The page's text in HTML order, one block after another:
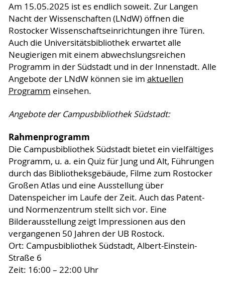
Am 15.05.2025 ist es endlich soweit. Zur Langen
Nacht der Wissenschaften (LNdW) öffnen die
Rostocker Wissenschaftseinrichtungen ihre Türen.
Auch die Universitätsbibliothek erwartet alle
Neugierigen mit einem abwechslungsreichen
Programm in der Südstadt und in der Innenstadt. Alle
Angebote der LNdW können sie im aktuellen
Programm einsehen.
Angebote der Campusbibliothek Südstadt:
Rahmenprogramm
Die Campusbibliothek Südstadt bietet ein vielfältiges
Programm, u. a. ein Quiz für Jung und Alt, Führungen
durch das Bibliotheksgebäude, Filme zum Rostocker
Großen Atlas und eine Ausstellung über
Datenspeicher im Laufe der Zeit. Auch das Patent-
und Normenzentrum stellt sich vor. Eine
Bilderausstellung zeigt Impressionen aus den
vergangenen 50 Jahren der UB Rostock.
Ort: Campusbibliothek Südstadt, Albert-Einstein-
Straße 6
Zeit: 16:00 – 22:00 Uhr